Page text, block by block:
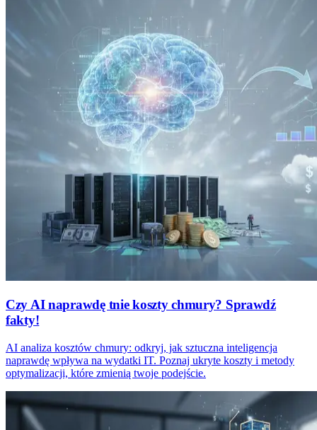
Czy AI naprawdę tnie koszty chmury? Sprawdź
fakty!
AI analiza kosztów chmury: odkryj, jak sztuczna inteligencja
naprawdę wpływa na wydatki IT. Poznaj ukryte koszty i metody
optymalizacji, które zmienią twoje podejście.